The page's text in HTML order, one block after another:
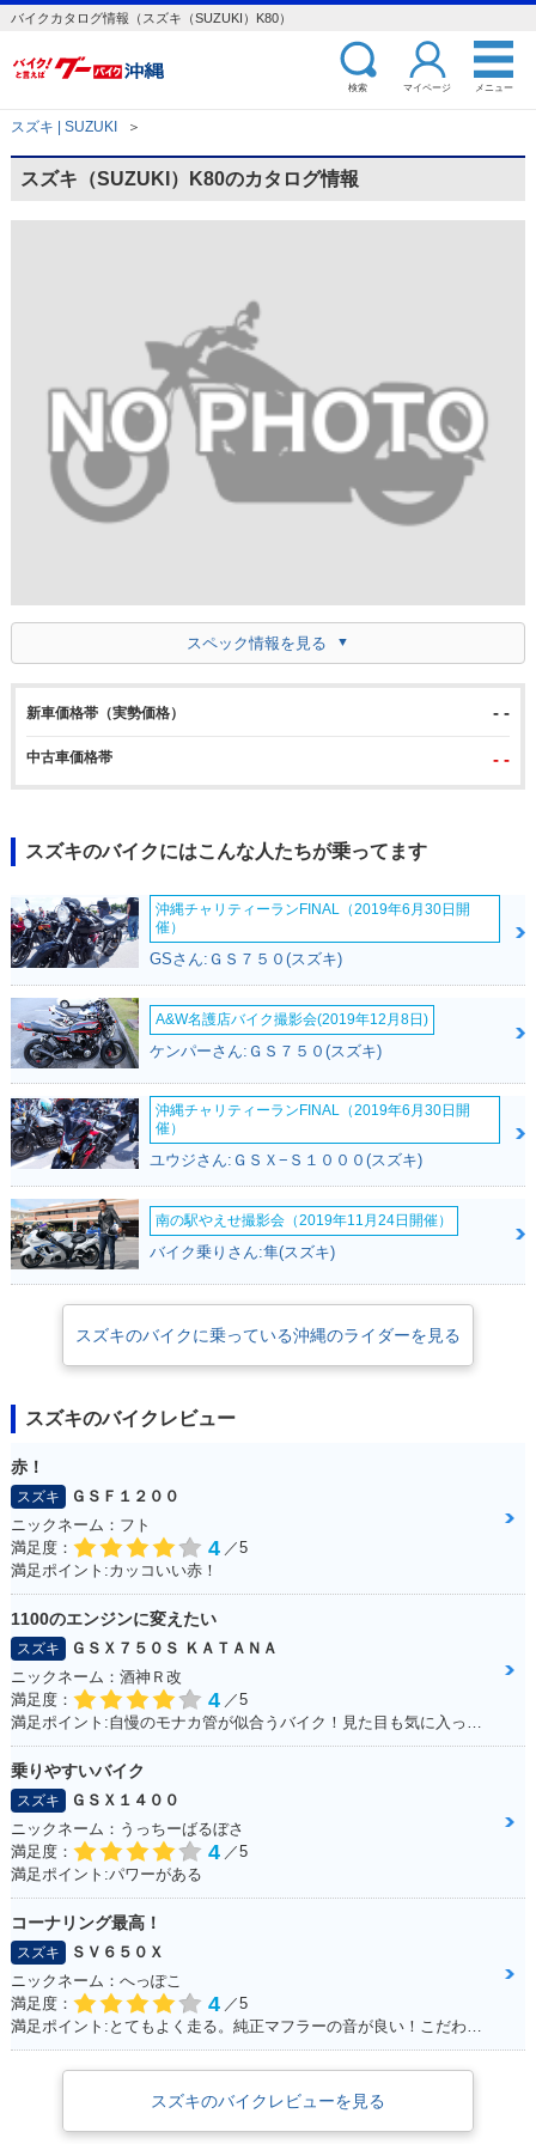
バイクカタログ情報（スズキ（SUZUKI）K80）
検索 マイページ メニュー
スズキ | SUZUKI ＞
スズキ（SUZUKI）K80のカタログ情報
スペック情報を見る
新車価格帯（実勢価格） - -
中古車価格帯 - -
スズキのバイクにはこんな人たちが乗ってます
沖縄チャリティーランFINAL（2019年6月30日開
催）
GSさん:ＧＳ７５０(スズキ)
A&W名護店バイク撮影会(2019年12月8日)
ケンパーさん:ＧＳ７５０(スズキ)
沖縄チャリティーランFINAL（2019年6月30日開
催）
ユウジさん:ＧＳＸ−Ｓ１０００(スズキ)
南の駅やえせ撮影会（2019年11月24日開催）
バイク乗りさん:隼(スズキ)
スズキのバイクに乗っている沖縄のライダーを見る
スズキのバイクレビュー
赤！
スズキ
ＧＳＦ１２００
ニックネーム：フト
満足度：
4 ／5
満足ポイント:カッコいい赤！
1100のエンジンに変えたい
スズキ
ＧＳＸ７５０Ｓ ＫＡＴＡＮＡ
ニックネーム：酒神Ｒ改
満足度：
4 ／5
満足ポイント:自慢のモナカ管が似合うバイク！見た目も気に入っています！
乗りやすいバイク
スズキ
ＧＳＸ１４００
ニックネーム：うっちーばるぼさ
満足度：
4 ／5
満足ポイント:パワーがある
コーナリング最高！
スズキ
ＳＶ６５０Ｘ
ニックネーム：へっぽこ
満足度：
4 ／5
満足ポイント:とてもよく走る。純正マフラーの音が良い！こだわりはへっぽこステッカー！
スズキのバイクレビューを見る